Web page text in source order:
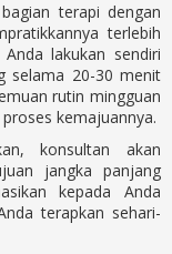
terapi dengan
terlebih
lakukan sendiri
selama 20-30 menit
rutin mingguan
kemajuannya.
konsultan akan
jangka panjang
kepada Anda
terapkan sehari-